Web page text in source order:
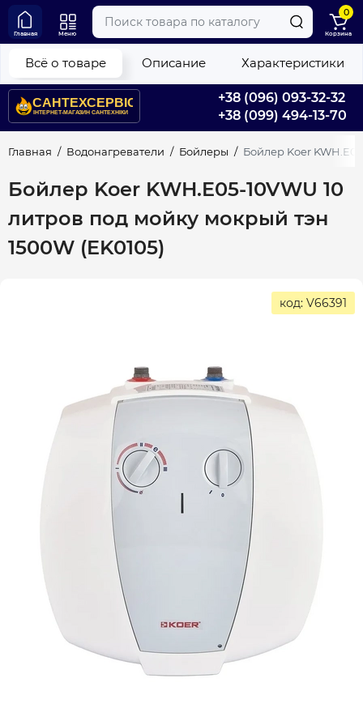
+38 (096) 093-32-32
+38 (099) 494-13-70
Главная Меню
0
Корзина
Главная Водонагреватели Бойлеры Бойлер Koer
Бойлер Koer KWH.E05-10VWU 10
литров под мойку мокрый тэн
1500W (EK0105)
Всё о товаре Описание Характеристики
код: V66391